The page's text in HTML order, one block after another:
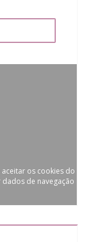
os cookies do
dados de navegação